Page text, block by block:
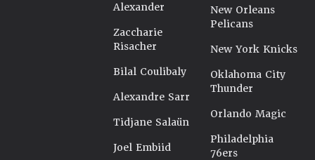
Alexander
Zaccharie
Risacher
Bilal Coulibaly
Alexandre Sarr
Tidjane Salaün
Joel Embiid
New Orleans
Pelicans
New York Knicks
Oklahoma City
Thunder
Orlando Magic
Philadelphia
76ers